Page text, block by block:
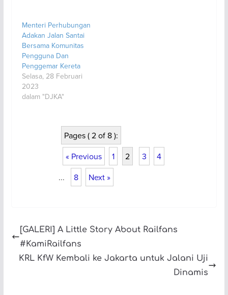
Menteri Perhubungan
Adakan Jalan Santai
Bersama Komunitas
Pengguna Dan
Penggemar Kereta
Selasa, 28 Februari
2023
dalam "DJKA"
Pages ( 2 of 8 ):
« Previous
1 2 3
4
...
8 Next »
[GALERI] A Little Story About Railfans
#KamiRailfans
KRL KfW Kembali ke Jakarta untuk Jalani Uji
Dinamis